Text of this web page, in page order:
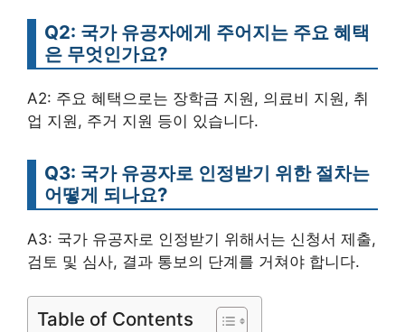
Q2: 국가 유공자에게 주어지는 주요 혜택
은 무엇인가요?
A2: 주요 혜택으로는 장학금 지원, 의료비 지원, 취
업 지원, 주거 지원 등이 있습니다.
Q3: 국가 유공자로 인정받기 위한 절차는
어떻게 되나요?
A3: 국가 유공자로 인정받기 위해서는 신청서 제출,
검토 및 심사, 결과 통보의 단계를 거쳐야 합니다.
Table of Contents